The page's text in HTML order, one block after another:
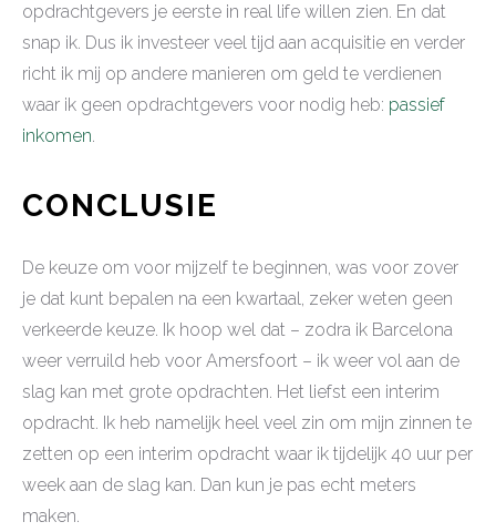
opdrachtgevers je eerste in real life willen zien. En dat
snap ik. Dus ik investeer veel tijd aan acquisitie en verder
richt ik mij op andere manieren om geld te verdienen
waar ik geen opdrachtgevers voor nodig heb: passief
inkomen.
CONCLUSIE
De keuze om voor mijzelf te beginnen, was voor zover
je dat kunt bepalen na een kwartaal, zeker weten geen
verkeerde keuze. Ik hoop wel dat – zodra ik Barcelona
weer verruild heb voor Amersfoort – ik weer vol aan de
slag kan met grote opdrachten. Het liefst een interim
opdracht. Ik heb namelijk heel veel zin om mijn zinnen te
zetten op een interim opdracht waar ik tijdelijk 40 uur per
week aan de slag kan. Dan kun je pas echt meters
maken.